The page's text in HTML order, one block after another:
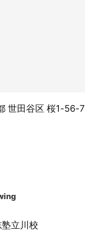
世田谷区 桜1-56-7
立川校